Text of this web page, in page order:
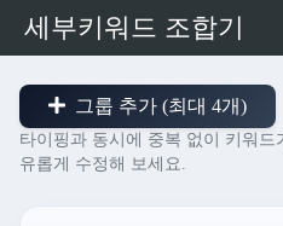
세부키워드 조합기
그룹 추가 (최대 4개)
타이핑과 동시에 중복 없이 키워
유롭게 수정해 보세요.